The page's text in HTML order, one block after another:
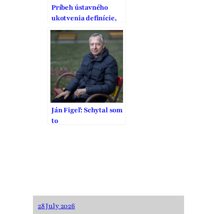
Príbeh ústavného
ukotvenia definície,
ochrany a podpory
manželstva na
Ján Figeľ: Schytal som
to
28 July 2026